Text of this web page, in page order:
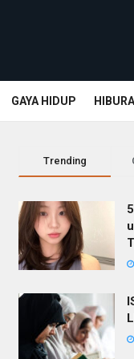
GAYA HIDUP
Trending